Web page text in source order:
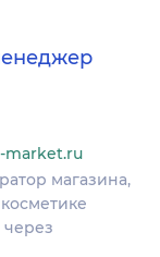
market.ru
магазина,
через